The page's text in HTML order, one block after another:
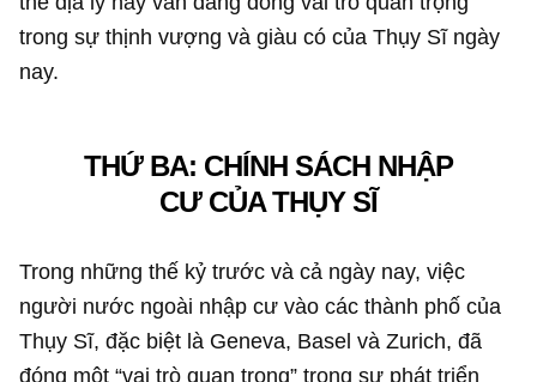
giới giữa châu Âu Germanic và châu Âu Latin”,
Khu vực biên giới giữa châu Âu Germanic (phía
Bắc/Trung) và châu Âu Latin (phía Nam/Tây Nam)
không chỉ là đường phân chia địa lý mà còn là
đường ranh giới văn hóa, ngôn ngữ và lịch sử quan